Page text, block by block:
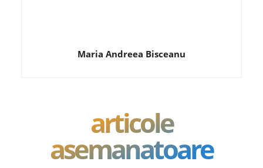
Maria Andreea Bisceanu
articole
asemanatoare